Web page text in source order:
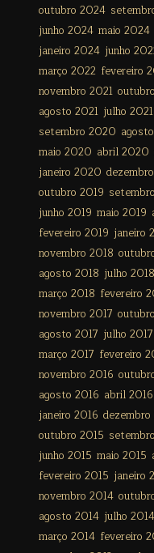
outubro 2024
junho 2024 maio 2024
janeiro 2024 junho
março 2022 fevereiro
novembro 2021
agosto 2021 julho 2021
setembro 2020
maio 2020 abril 2020
janeiro 2020
outubro 2019
junho 2019 maio 2019
fevereiro 2019 janeiro
novembro 2018
agosto 2018 julho 2018
março 2018 fevereiro
novembro 2017
agosto 2017 julho 2017
março 2017 fevereiro
novembro 2016
agosto 2016 abril 2016
janeiro 2016
outubro 2015
junho 2015 maio 2015
fevereiro 2015 janeiro
novembro 2014
agosto 2014 julho 2014
março 2014 fevereiro